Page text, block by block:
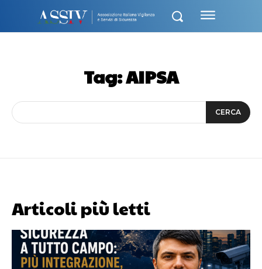
Tag:AIPSA
CERCA
Articoli più letti